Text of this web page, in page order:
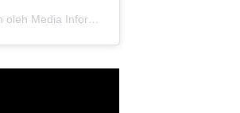
Sebuah kiriman dibagikan oleh Media Informasi Dewan Pusat Persaudaraan Setia Hati Terate (@media.dewanpusat)